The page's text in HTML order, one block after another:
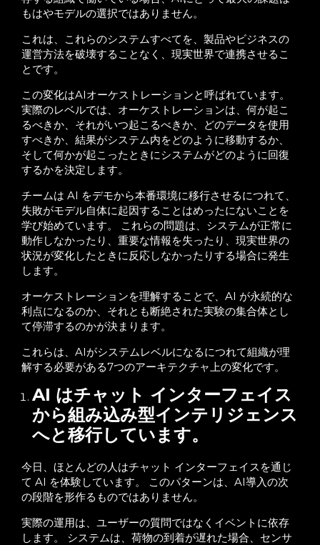
もはやモデルの選択ではありません。
これは、これらのシステムすべてを、製品やビジネスの
運営方法を破壊することなく、現実世界で連携させるこ
とです。
この変化はAIオーケストレーションと呼ばれています。
実際のレベルでは、オーケストレーションは、何が起こ
るべきか、それがいつ起こるべきか、どのデータを使用
すべきか、結果がシステム内をどのように移動するか、
そして何かが起こったときにシステムがどのように回復
するかを決定します。
チームは AI をデモから本番環境に移行させるにつれて、
失敗がモデル自体に起因することはめったにないことを
学び始めています。 これらの問題は、システムが正常に
動作しなかったり、重要な情報を失ったり、現実世界の
状況が変化したときに反応しなかったりする場合に発生
します。
オーケストレーションを理解することで、AI が永続的な
利点になるのか、それとも断絶された実験の集合体とし
て停滞するのかが決まります。
これらは、AIがシステムレベルになるにつれて組織が理
解する必要がある7つのアーキテクチャ上の変化です。
AI はチャット インターフェイス
から組み込み型インテリジェンス
へと移行しています。
今日、ほとんどの人はチャット インターフェイスを通じ
て AI を体験しています。 このパターンは、AI導入の次
の段階を形作るものではありません。
実際の運用は、ユーザーの質問ではなくイベントに依存
します。 システムは、荷物の到着が遅れた場合、センサ